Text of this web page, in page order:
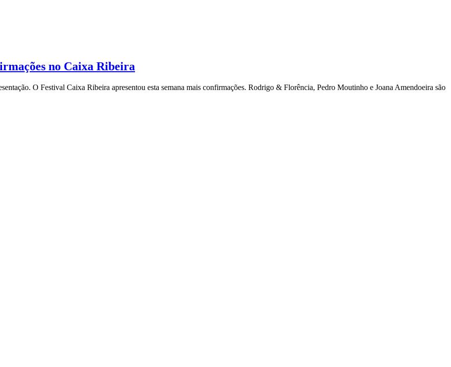
no Caixa Ribeira
O Festival Caixa Ribeira apresentou esta semana mais confirmações. Rodrigo & Florência, Pedro Moutinho e Joana Amendoeira são